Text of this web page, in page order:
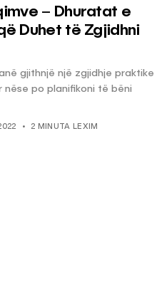
– Dhuratat e
Duhet të Zgjidhni
gjithnjë një zgjidhje praktike
po planifikoni të bëni
2 MINUTA LEXIM